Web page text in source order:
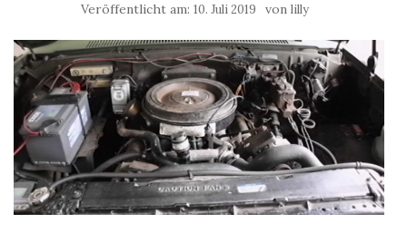
Veröffentlicht am: 10. Juli 2019 von lilly